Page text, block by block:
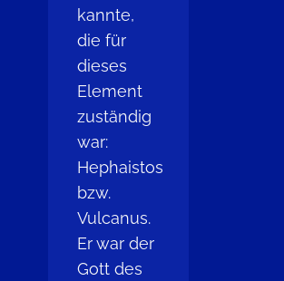
kannte,
die für
dieses
Element
zuständig
war:
Hephaistos
bzw.
Vulcanus.
Er war der
Gott des